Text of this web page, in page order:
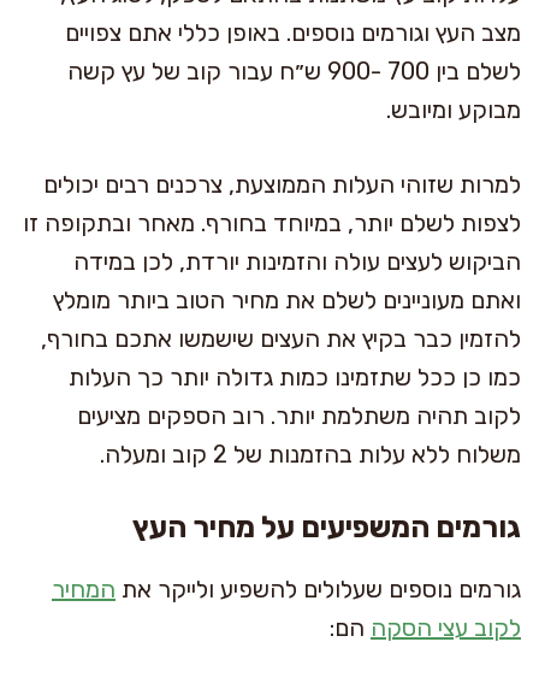
מצב העץ וגורמים נוספים. באופן כללי אתם צפויים
לשלם בין 700 -900 ש״ח עבור קוב של עץ קשה
מבוקע ומיובש.
למרות שזוהי העלות הממוצעת, צרכנים רבים יכולים
לצפות לשלם יותר, במיוחד בחורף. מאחר ובתקופה זו
הביקוש לעצים עולה והזמינות יורדת, לכן במידה
ואתם מעוניינים לשלם את מחיר הטוב ביותר מומלץ
להזמין כבר בקיץ את העצים שישמשו אתכם בחורף,
כמו כן ככל שתזמינו כמות גדולה יותר כך העלות
לקוב תהיה משתלמת יותר. רוב הספקים מציעים
משלוח ללא עלות בהזמנות של 2 קוב ומעלה.
גורמים המשפיעים על מחיר העץ
גורמים נוספים שעלולים להשפיע ולייקר את המחיר
לקוב עצי הסקה הם: